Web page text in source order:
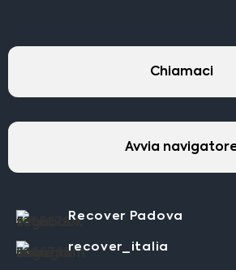
Chiamaci
Avvia
Recover Padova
recover_italia